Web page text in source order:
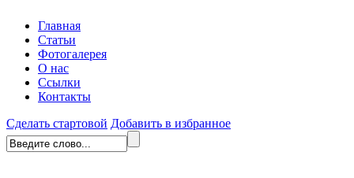
Главная
Статьи
Фотогалерея
О нас
Ссылки
Контакты
Сделать стартовой Добавить в избранное